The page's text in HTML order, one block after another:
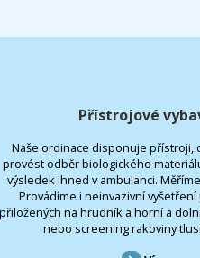
Přístrojové
Naše ordinace disponuje přístroji,
provést odběr biologického
výsledek ihned v ambulanci. Měříme
Provádíme i neinvazivní
přiložených na hrudník a horní a
nebo screening rakoviny